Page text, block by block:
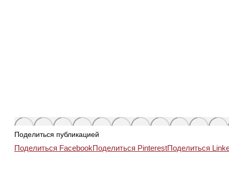
Поделиться публикацией
Поделиться FacebookПоделиться PinterestПоделиться